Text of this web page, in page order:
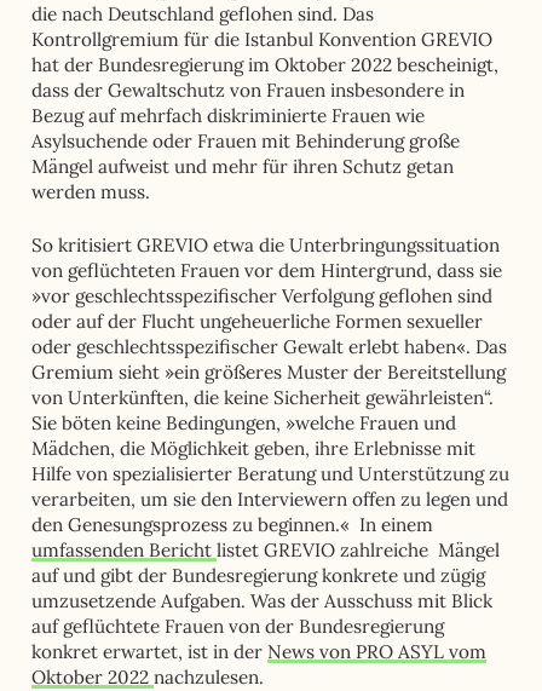
die nach Deutschland geflohen sind. Das
Kontrollgremium für die Istanbul Konvention GREVIO
hat der Bundesregierung im Oktober 2022 bescheinigt,
dass der Gewaltschutz von Frauen insbesondere in
Bezug auf mehrfach diskriminierte Frauen wie
Asylsuchende oder Frauen mit Behinderung große
Mängel aufweist und mehr für ihren Schutz getan
werden muss.
So kritisiert GREVIO etwa die Unterbringungssituation
von geflüchteten Frauen vor dem Hintergrund, dass sie
»vor geschlechtsspezifischer Verfolgung geflohen sind
oder auf der Flucht ungeheuerliche Formen sexueller
oder geschlechtsspezifischer Gewalt erlebt haben«. Das
Gremium sieht »ein größeres Muster der Bereitstellung
von Unterkünften, die keine Sicherheit gewährleisten“.
Sie böten keine Bedingungen, »welche Frauen und
Mädchen, die Möglichkeit geben, ihre Erlebnisse mit
Hilfe von spezialisierter Beratung und Unterstützung zu
verarbeiten, um sie den Interviewern offen zu legen und
den Genesungsprozess zu beginnen.« In einem
umfassenden Bericht listet GREVIO zahlreiche Mängel
auf und gibt der Bundesregierung konkrete und zügig
umzusetzende Aufgaben. Was der Ausschuss mit Blick
auf geflüchtete Frauen von der Bundesregierung
konkret erwartet, ist in der News von PRO ASYL vom
Oktober 2022 nachzulesen.